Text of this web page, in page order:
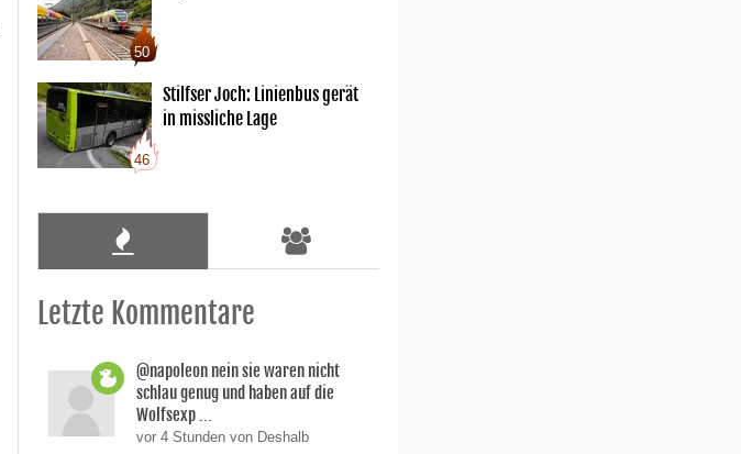
50
46
Stilfser Joch: Linienbus gerät
in missliche Lage
Letzte Kommentare
@napoleon nein sie waren nicht
schlau genug und haben auf die
Wolfsexp ...
vor 4 Stunden von Deshalb